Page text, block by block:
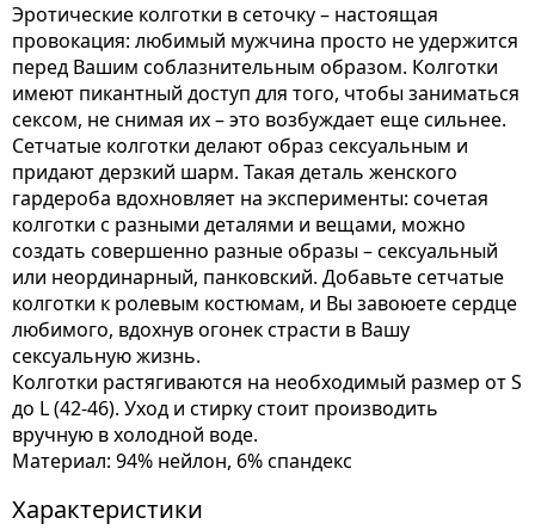
Эротические колготки в сеточку – настоящая
провокация: любимый мужчина просто не удержится
перед Вашим соблазнительным образом. Колготки
имеют пикантный доступ для того, чтобы заниматься
сексом, не снимая их – это возбуждает еще сильнее.
Сетчатые колготки делают образ сексуальным и
придают дерзкий шарм. Такая деталь женского
гардероба вдохновляет на эксперименты: сочетая
колготки с разными деталями и вещами, можно
создать совершенно разные образы – сексуальный
или неординарный, панковский. Добавьте сетчатые
колготки к ролевым костюмам, и Вы завоюете сердце
любимого, вдохнув огонек страсти в Вашу
сексуальную жизнь.
Колготки растягиваются на необходимый размер от S
до L (42-46). Уход и стирку стоит производить
вручную в холодной воде.
Материал: 94% нейлон, 6% спандекс
Характеристики